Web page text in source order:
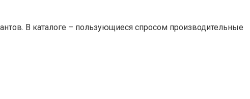
В каталоге – пользующиеся спросом производительные